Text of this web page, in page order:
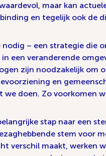
maar kan
en tegelijk ook
– een strategie die
een veranderende
zijn noodzakelijk
en
doen. Zo voorkomen
stap naar een
stem voor
verschil maakt, werken